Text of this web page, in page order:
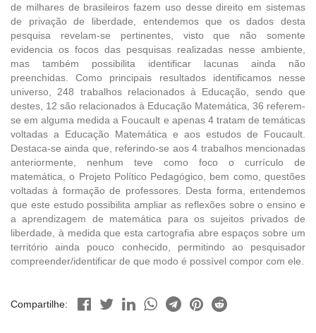
de milhares de brasileiros fazem uso desse direito em sistemas
de privação de liberdade, entendemos que os dados desta
pesquisa revelam-se pertinentes, visto que não somente
evidencia os focos das pesquisas realizadas nesse ambiente,
mas também possibilita identificar lacunas ainda não
preenchidas. Como principais resultados identificamos nesse
universo, 248 trabalhos relacionados à Educação, sendo que
destes, 12 são relacionados à Educação Matemática, 36 referem-
se em alguma medida a Foucault e apenas 4 tratam de temáticas
voltadas a Educação Matemática e aos estudos de Foucault.
Destaca-se ainda que, referindo-se aos 4 trabalhos mencionadas
anteriormente, nenhum teve como foco o currículo de
matemática, o Projeto Político Pedagógico, bem como, questões
voltadas à formação de professores. Desta forma, entendemos
que este estudo possibilita ampliar as reflexões sobre o ensino e
a aprendizagem de matemática para os sujeitos privados de
liberdade, à medida que esta cartografia abre espaços sobre um
território ainda pouco conhecido, permitindo ao pesquisador
compreender/identificar de que modo é possível compor com ele.
Compartilhe: